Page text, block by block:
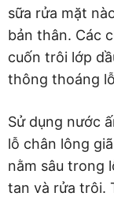
sữa rửa mặt
bản thân. Các
cuốn trôi lớp
thông thoáng
Sử dụng nước
lỗ chân lông
nằm sâu trong
tan và rửa trôi.